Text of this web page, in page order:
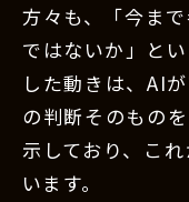
方々も、「今ま
ではないか」と
した動きは、AI
の判断そのもの
示しており、こ
います。